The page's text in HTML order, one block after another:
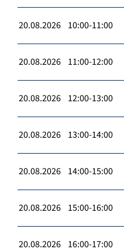
20.08.2026 10:00-11:00
20.08.2026 11:00-12:00
20.08.2026 12:00-13:00
20.08.2026 13:00-14:00
20.08.2026 14:00-15:00
20.08.2026 15:00-16:00
20.08.2026 16:00-17:00